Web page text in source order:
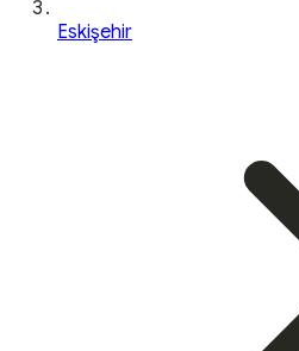
Eskişehir